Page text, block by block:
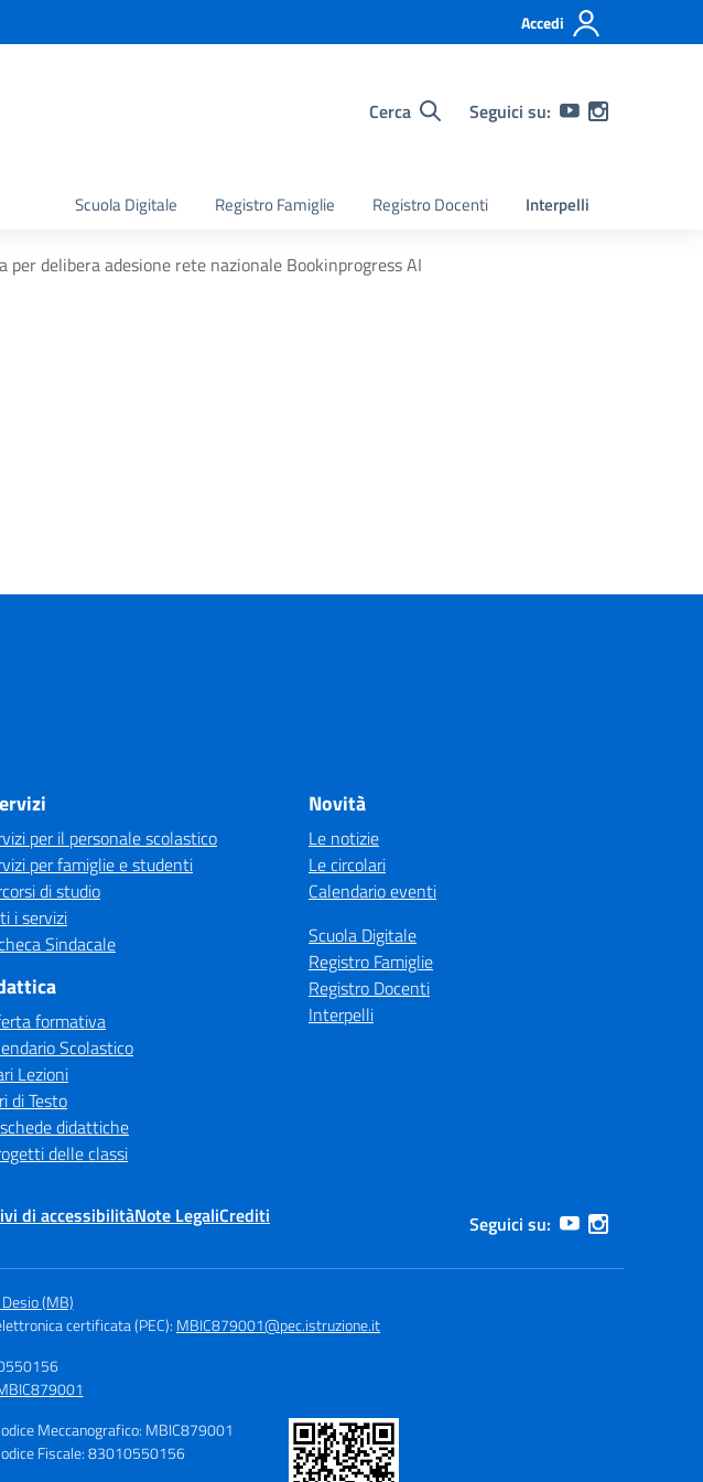
Accedi
Cerca Seguici su:
Scuola Digitale Registro Famiglie Registro Docenti Interpelli
per delibera adesione rete nazionale Bookinprogress AI
per il personale scolastico
per famiglie e studenti
di studio
i servizi
Sindacale
formativa
Scolastico
Lezioni
di Testo
didattiche
delle classi
Novità
Le notizie
Le circolari
Calendario eventi
Scuola Digitale
Registro Famiglie
Registro Docenti
Interpelli
di accessibilitàNote LegaliCrediti Seguici su:
(MB)
certificata (PEC): MBIC879001@pec.istruzione.it
Meccanografico: MBIC879001
Fiscale: 83010550156